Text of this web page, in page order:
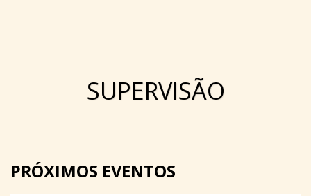
SUPERVISÃO
PRÓXIMOS EVENTOS